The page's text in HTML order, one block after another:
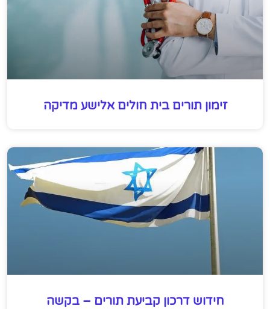
זימון תורים בית חולים אלישע מדיקה
חידוש דרכון קביעת תורים – בקשה